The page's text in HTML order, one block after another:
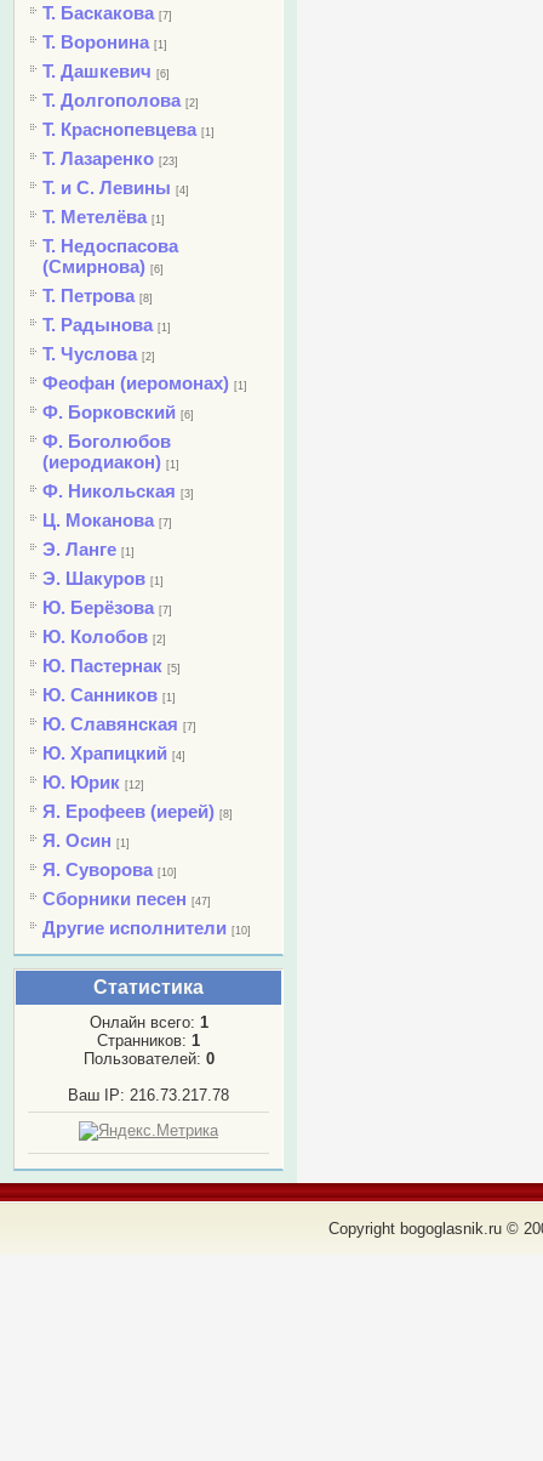
Т. Баскакова [7]
Т. Воронина [1]
Т. Дашкевич [6]
Т. Долгополова [2]
Т. Краснопевцева [1]
Т. Лазаренко [23]
Т. и С. Левины [4]
Т. Метелёва [1]
Т. Недоспасова
(Смирнова) [6]
Т. Петрова [8]
Т. Радынова [1]
Т. Чуслова [2]
Феофан (иеромонах) [1]
Ф. Борковский [6]
Ф. Боголюбов
(иеродиакон) [1]
Ф. Никольская [3]
Ц. Моканова [7]
Э. Ланге [1]
Э. Шакуров [1]
Ю. Берёзова [7]
Ю. Колобов [2]
Ю. Пастернак [5]
Ю. Санников [1]
Ю. Славянская [7]
Ю. Храпицкий [4]
Ю. Юрик [12]
Я. Ерофеев (иерей) [8]
Я. Осин [1]
Я. Суворова [10]
Сборники песен [47]
Другие исполнители [10]
Статистика
Онлайн всего: 1
Странников: 1
Пользователей: 0
Ваш IP: 216.73.217.78
Copyright bogoglasnik.ru ©